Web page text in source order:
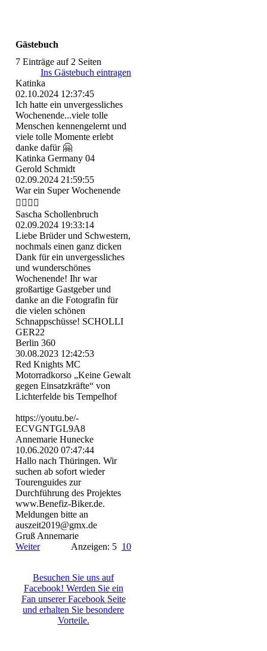
Gästebuch
7 Einträge auf 2 Seiten
Ins Gästebuch eintragen
Katinka
02.10.2024 12:37:45
Ich hatte ein unvergessliches
Wochenende...viele tolle
Menschen kennengelernt und
viele tolle Momente erlebt
danke dafür 🤗
Katinka Germany 04
Gerold Schmidt
02.09.2024 21:59:55
War ein Super Wochenende
👍🏻👍🏻
Sascha Schollenbruch
02.09.2024 19:33:14
Liebe Brüder und Schwestern,
nochmals einen ganz dicken
Dank für ein unvergessliches
und wunderschönes
Wochenende! Ihr war
großartige Gastgeber und
danke an die Fotografin für
die vielen schönen
Schnappschüsse! SCHOLLI
GER22
Berlin 360
30.08.2023 12:42:53
Red Knights MC
Motorradkorso „Keine Gewalt
gegen Einsatzkräfte“ von
Lichterfelde bis Tempelhof
https:­//­youtu.­be/­
ECVGNTGL9A8
Annemarie Hunecke
10.06.2020 07:47:44
Hallo nach Thüringen. Wir
suchen ab sofort wieder
Tourenguides zur
Durchführung des Projektes
www.Benefiz-Biker.de.
Meldungen bitte an
auszeit2019@gmx.de
Gruß Annemarie
Weiter
Anzeigen: 5 10
Besuchen Sie uns auf
Facebook! Werden Sie ein
Fan unserer Facebook Seite
und erhalten Sie besondere
Vorteile.